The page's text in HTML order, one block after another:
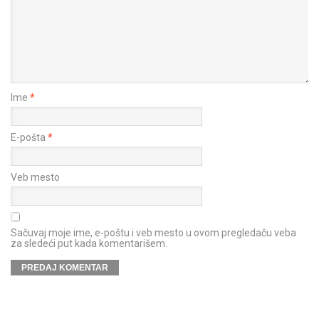
Ime *
E-pošta *
Veb mesto
Sačuvaj moje ime, e-poštu i veb mesto u ovom pregledaču veba
za sledeći put kada komentarišem.